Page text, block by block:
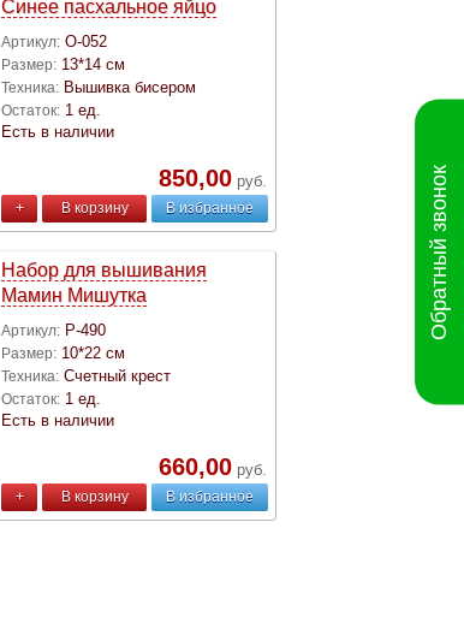
Синее пасхальное яйцо
Артикул: О-052
Размер: 13*14 см
Техника: Вышивка бисером
Остаток: 1 ед.
Есть в наличии
850,00 руб.
+ В корзину В избранное
Набор для вышивания
Мамин Мишутка
Артикул: Р-490
Размер: 10*22 см
Техника: Счетный крест
Остаток: 1 ед.
Есть в наличии
660,00 руб.
+ В корзину В избранное
Обратный звонок